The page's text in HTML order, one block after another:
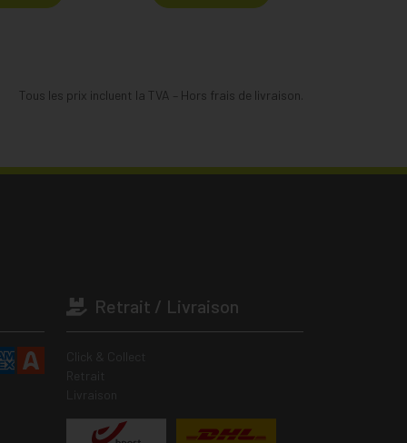
Tous les prix incluent la TVA – Hors frais de livraison.
Retrait / Livraison